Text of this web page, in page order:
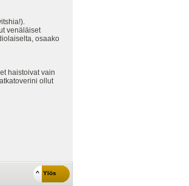
venäläiset
osaako
haistoivat vain
ollut
^ Ylös